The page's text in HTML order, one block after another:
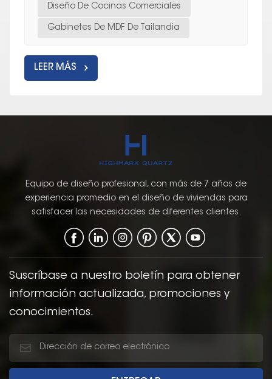
Diseño De Cocinas Comerciales
Gabinetes De MDF De Tailandia
LEER MÁS
Equipo de diseño profesional, con más de 7 años de
experiencia promedio en el diseño de viviendas para
satisfacer las necesidades de diferentes clientes.
Suscríbase a nuestro boletín para obtener
información actualizada, promociones y
conocimientos.